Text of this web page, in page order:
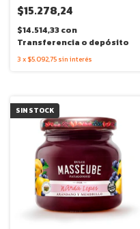
$15.278,24
$14.514,33con
Transferencia o depósito
3 x $5.092,75 sin interés
SIN STOCK